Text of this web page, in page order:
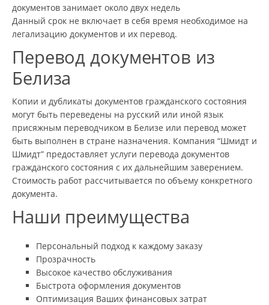
документов занимает около двух недель
Данный срок не включает в себя время необходимое на
легализацию документов и их перевод.
Перевод документов из
Белиза
Копии и дубликаты документов гражданского состояния
могут быть переведены на русский или иной язык
присяжным переводчиком в Белизе или перевод может
быть выполнен в стране назначения. Компания “Шмидт и
Шмидт” предоставляет услуги перевода документов
гражданского состояния с их дальнейшим заверением.
Стоимость работ рассчитывается по объему конкретного
документа.
Наши преимущества
Персональный подход к каждому заказу
Прозрачность
Высокое качество обслуживания
Быстрота оформления документов
Оптимизация Ваших финансовых затрат